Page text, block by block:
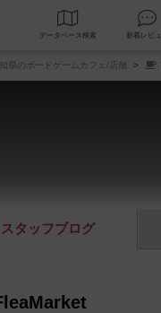
データベース 検索
県のボードゲームカフェ/店舗
スタッフブログ